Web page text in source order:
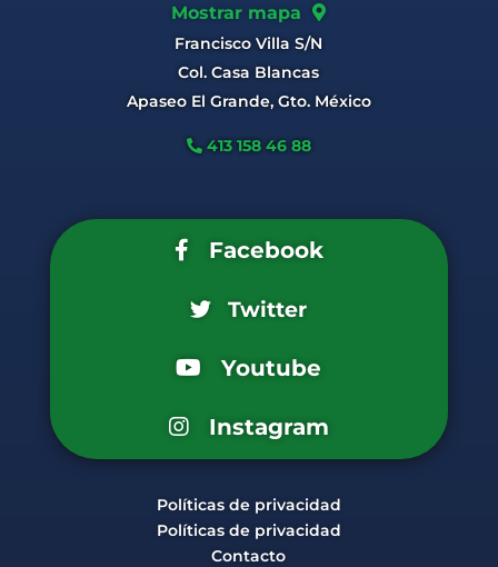
Mostrar mapa
Francisco Villa S/N
Col. Casa Blancas
Apaseo El Grande, Gto. México
413 158 46 88
Facebook
Twitter
Youtube
Instagram
Políticas de privacidad
Políticas de privacidad
Contacto